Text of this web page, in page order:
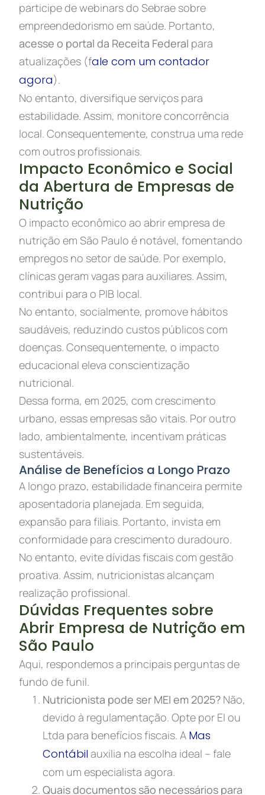
participe de webinars do Sebrae sobre
empreendedorismo em saúde. Portanto,
acesse o portal da Receita Federal para
atualizações (fale com um contador
agora).
No entanto, diversifique serviços para
estabilidade. Assim, monitore concorrência
local. Consequentemente, construa uma rede
com outros profissionais.
Impacto Econômico e Social
da Abertura de Empresas de
Nutrição
O impacto econômico ao abrir empresa de
nutrição em São Paulo é notável, fomentando
empregos no setor de saúde. Por exemplo,
clínicas geram vagas para auxiliares. Assim,
contribui para o PIB local.
No entanto, socialmente, promove hábitos
saudáveis, reduzindo custos públicos com
doenças. Consequentemente, o impacto
educacional eleva conscientização
nutricional.
Dessa forma, em 2025, com crescimento
urbano, essas empresas são vitais. Por outro
lado, ambientalmente, incentivam práticas
sustentáveis.
Análise de Benefícios a Longo Prazo
A longo prazo, estabilidade financeira permite
aposentadoria planejada. Em seguida,
expansão para filiais. Portanto, invista em
conformidade para crescimento duradouro.
No entanto, evite dívidas fiscais com gestão
proativa. Assim, nutricionistas alcançam
realização profissional.
Dúvidas Frequentes sobre
Abrir Empresa de Nutrição em
São Paulo
Aqui, respondemos a principais perguntas de
fundo de funil.
Nutricionista pode ser MEI em 2025? Não,
devido à regulamentação. Opte por EI ou
Ltda para benefícios fiscais. A Mas
Contábil auxilia na escolha ideal – fale
com um especialista agora.
Quais documentos são necessários para